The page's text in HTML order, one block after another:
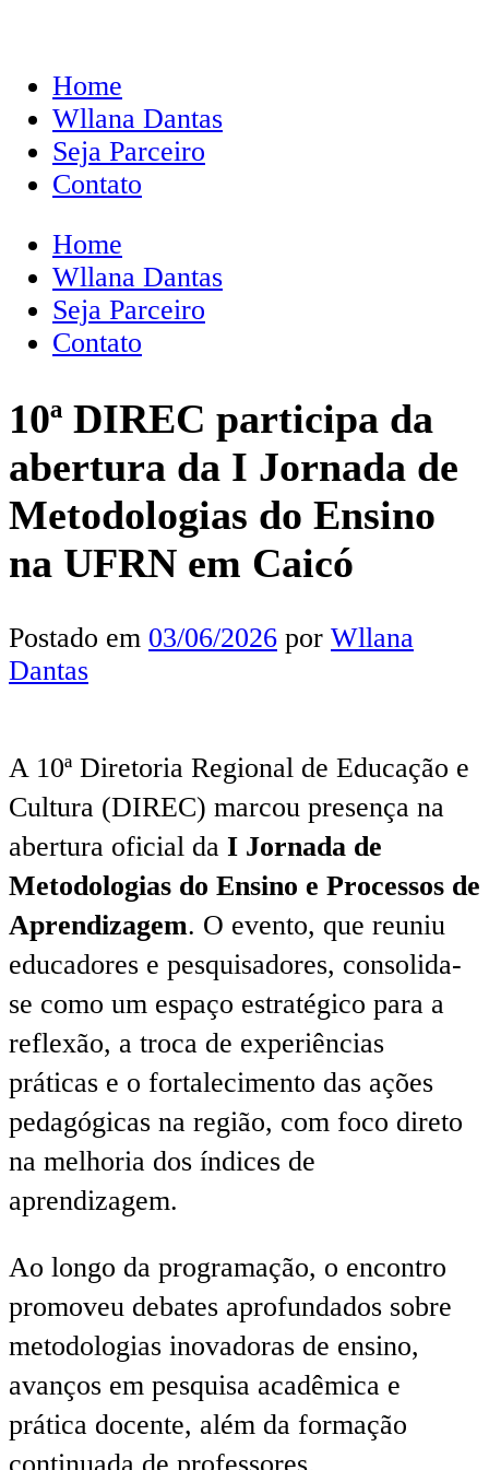
Home
Wllana Dantas
Seja Parceiro
Contato
Home
Wllana Dantas
Seja Parceiro
Contato
10ª DIREC participa da
abertura da I Jornada de
Metodologias do Ensino
na UFRN em Caicó
Postado em 03/06/2026 por Wllana
Dantas
A 10ª Diretoria Regional de Educação e
Cultura (DIREC) marcou presença na
abertura oficial da I Jornada de
Metodologias do Ensino e Processos de
Aprendizagem. O evento, que reuniu
educadores e pesquisadores, consolida-
se como um espaço estratégico para a
reflexão, a troca de experiências
práticas e o fortalecimento das ações
pedagógicas na região, com foco direto
na melhoria dos índices de
aprendizagem.
Ao longo da programação, o encontro
promoveu debates aprofundados sobre
metodologias inovadoras de ensino,
avanços em pesquisa acadêmica e
prática docente, além da formação